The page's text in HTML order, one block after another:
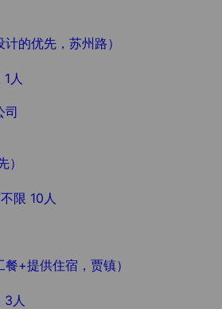
的优先，苏州路）
1人
司
限 10人
+提供住宿，贾镇）
3人